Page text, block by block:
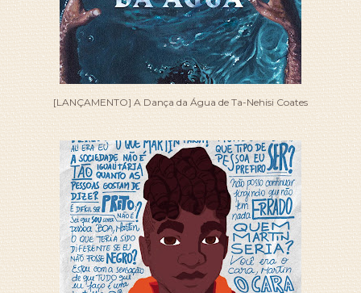
[LANÇAMENTO] A Dança da Água de Ta-Nehisi Coates